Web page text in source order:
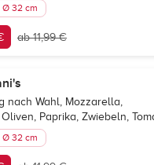
Ø 32 cm
ab 11,99 €
nach Wahl, Mozzarella,
Paprika, Zwiebeln,
Ø 32 cm